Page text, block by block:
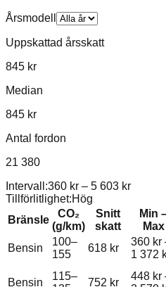
Årsmodell
Uppskattad årsskatt
845 kr
Median
845 kr
Antal fordon
21 380
Intervall:360 kr – 5 603 kr
Tillförlitlighet:Hög
Bränsle
CO₂
(g/km)
Snitt
skatt
Min
Max
Bensin
100–
155
618 kr
360 kr
1 372
Bensin
115–
752 kr
448 kr